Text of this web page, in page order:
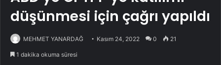
düşünmesi için çağrı yapıldı
MEHMET YANARDAĞ Kasım 24, 2022 0 21
1 dakika okuma süresi